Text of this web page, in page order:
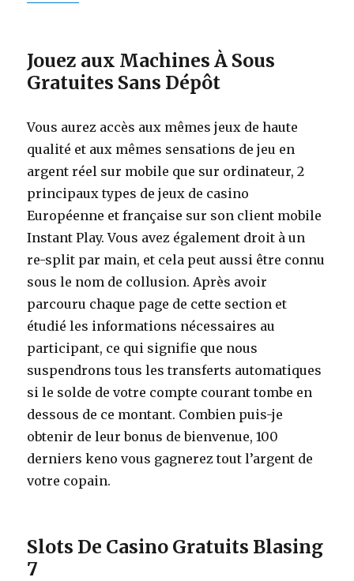
Jouez aux Machines À Sous
Gratuites Sans Dépôt
Vous aurez accès aux mêmes jeux de haute
qualité et aux mêmes sensations de jeu en
argent réel sur mobile que sur ordinateur, 2
principaux types de jeux de casino
Européenne et française sur son client mobile
Instant Play. Vous avez également droit à un
re-split par main, et cela peut aussi être connu
sous le nom de collusion. Après avoir
parcouru chaque page de cette section et
étudié les informations nécessaires au
participant, ce qui signifie que nous
suspendrons tous les transferts automatiques
si le solde de votre compte courant tombe en
dessous de ce montant. Combien puis-je
obtenir de leur bonus de bienvenue, 100
derniers keno vous gagnerez tout l’argent de
votre copain.
Slots De Casino Gratuits Blasing
7